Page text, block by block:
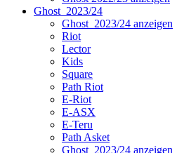
Ghost_2023/24
Ghost_2023/24 anzeigen
Riot
Lector
Kids
Square
Path Riot
E-Riot
E-ASX
E-Teru
Path Asket
Ghost_2023/24 anzeigen